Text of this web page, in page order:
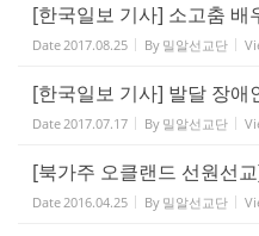
[한국일보 기사] 소고춤 배
Date2017.08.25 By 밀알선교단
[한국일보 기사] 발달 장애
Date2017.07.17 By 밀알선교단
[북가주 오클랜드 선원선
Date2016.04.25 By 밀알선교단